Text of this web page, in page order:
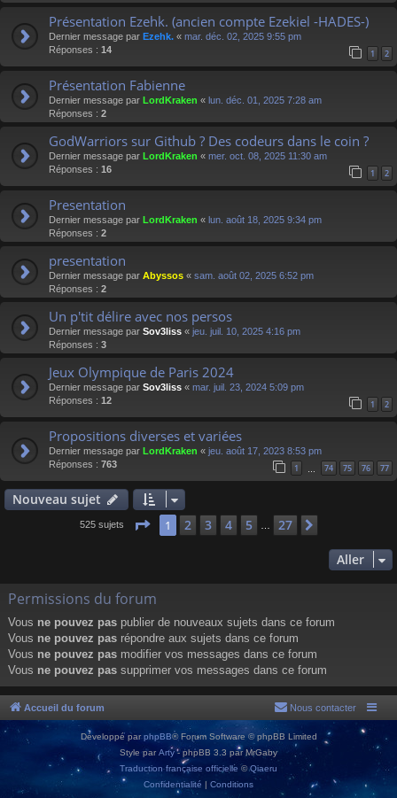
Présentation Ezehk. (ancien compte Ezekiel -HADES-)
Dernier message par Ezehk. « mar. déc. 02, 2025 9:55 pm
Réponses : 14 1 2
Présentation Fabienne
Dernier message par LordKraken « lun. déc. 01, 2025 7:28 am
Réponses : 2
GodWarriors sur Github ? Des codeurs dans le coin ?
Dernier message par LordKraken « mer. oct. 08, 2025 11:30 am
Réponses : 16 1 2
Presentation
Dernier message par LordKraken « lun. août 18, 2025 9:34 pm
Réponses : 2
presentation
Dernier message par Abyssos « sam. août 02, 2025 6:52 pm
Réponses : 2
Un p'tit délire avec nos persos
Dernier message par Sov3liss « jeu. juil. 10, 2025 4:16 pm
Réponses : 3
Jeux Olympique de Paris 2024
Dernier message par Sov3liss « mar. juil. 23, 2024 5:09 pm
Réponses : 12 1 2
Propositions diverses et variées
Dernier message par LordKraken « jeu. août 17, 2023 8:53 pm
Réponses : 763 1 … 74 75 76 77
Nouveau sujet
525 sujets Page 1sur 27
1 2 3 4 5 27
Aller
Permissions du forum
Vous ne pouvez pas publier de nouveaux sujets dans ce forum
Vous ne pouvez pas répondre aux sujets dans ce forum
Vous ne pouvez pas modifier vos messages dans ce forum
Vous ne pouvez pas supprimer vos messages dans ce forum
Accueil du forum Nous contacter
Développé par phpBB® Forum Software © phpBB Limited
Style par Arty- phpBB 3.3 par MrGaby
Traduction française officielle ©Qiaeru
Confidentialité | Conditions